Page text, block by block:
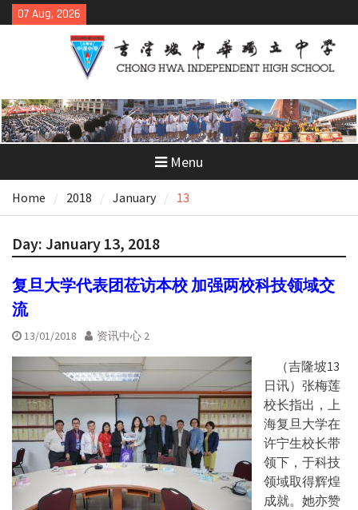
Skip
to
07 Aug, 2026
Menu
Home 2018 January 13
Day: January 13, 2018
复旦大学代表团莅访本校 加强两校科技领域交
流
13/01/2018 资讯中心 2
（吉隆坡13
日讯）张梅莲
校长指出，上
海复旦大学在
许宁生校长带
领下，于科技
领域取得辉煌
成就。她亦赞